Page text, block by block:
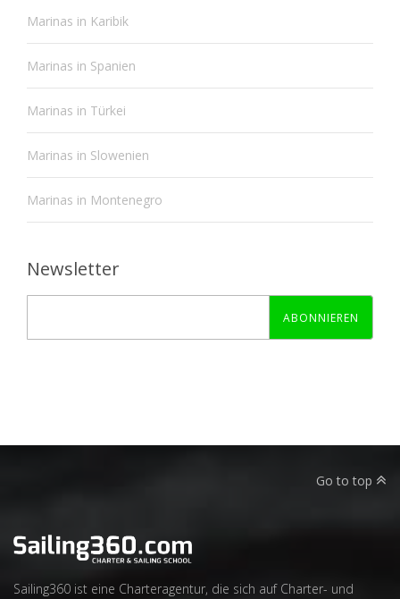
Marinas in Karibik
Marinas in Spanien
Marinas in Türkei
Marinas in Slowenien
Marinas in Montenegro
Newsletter
ABONNIEREN
Go to top
Sailing360 ist eine Charteragentur, die sich auf Charter- und